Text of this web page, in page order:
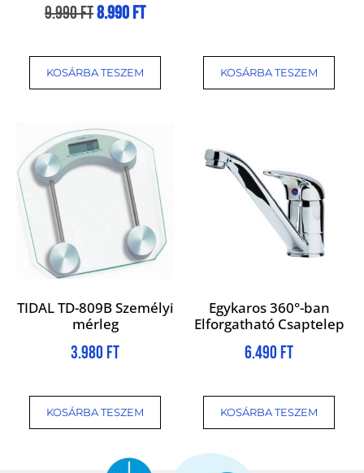
9.990Ft8.990Ft
KOSÁRBA TESZEM KOSÁRBA TESZEM
TIDAL TD-809B Személyi
mérleg
3.980 Ft
KOSÁRBA TESZEM
Egykaros 360°-ban
Elforgatható Csaptelep
6.490 Ft
KOSÁRBA TESZEM